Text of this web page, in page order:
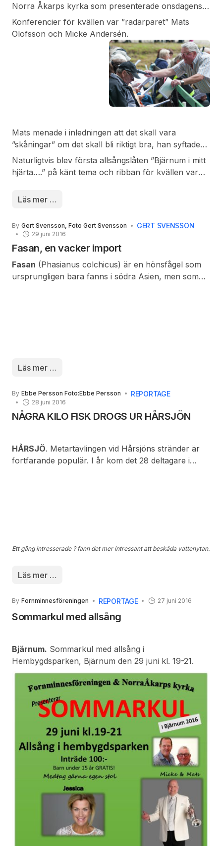
Norra Åkarps kyrka som presenterade onsdagens
allsångskväll. Vilken kväll det skulle bli! Magnus
Johansson i världsklass, gjorde kvällen minnesvärd.
Niclas Brandts orkester var helt suveräna.
Konferencier för kvällen var ”radarparet” Mats
Olofsson och Micke Andersén.
Mats menade i inledningen att det skall vara
”skåningar” om det skall bli riktigt bra, han syftade
även på Sanna Nielsen som leder ”Allsång på
skansen” just nu, o visst är det så.
Naturligtvis blev första allsångslåten ”Bjärnum i mitt
hjärta….” på känt tema och ribban för kvällen var
ledning med ”Kristina från Wilhelmina”.
Läs mer …
By Gert Svensson, Foto Gert Svensson GERT SVENSSON
29 juni 2016
Fasan, en vacker import
Fasan (Phasianus colchicus) är en hönsfågel som
ursprungligen bara fanns i södra Asien, men som
Läs mer …
By Ebbe Persson Foto:Ebbe Persson REPORTAGE
28 juni 2016
NÅGRA KILO FISK DROGS UR HÅRSJÖN
HÅRSJÖ. Metartävlingen vid Hårsjöns stränder är
fortfarande populär. I år kom det 28 deltagare i
Ett gäng intresserade ? fann det mer intressant att beskåda vattenytan.
Läs mer …
By Fornminnesföreningen REPORTAGE 27 juni 2016
Sommarkul med allsång
Bjärnum. Sommarkul med allsång i
Hembygdsparken, Bjärnum den 29 juni kl. 19-21.